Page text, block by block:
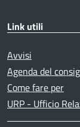
Link utili
Avvisi
Agenda del
Come fare per
URP - Ufficio